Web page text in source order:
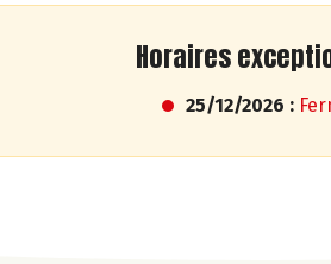
Horaires
25/12/2026 :